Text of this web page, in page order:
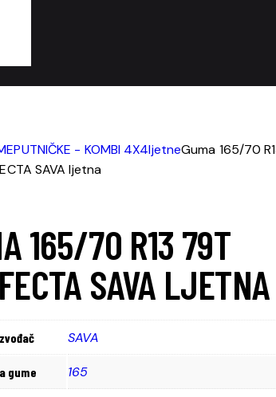
PUTNIČKE - KOMBI 4X4ljetneGuma 165/70
SAVA ljetna
165/70 R13 79T
SAVA LJETNA
SAVA
gume 165